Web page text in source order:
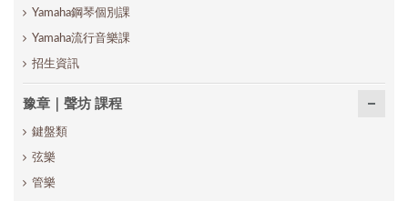
Yamaha鋼琴個別課
Yamaha流行音樂課
招生資訊
豫章｜聲坊 課程
鍵盤類
弦樂
管樂